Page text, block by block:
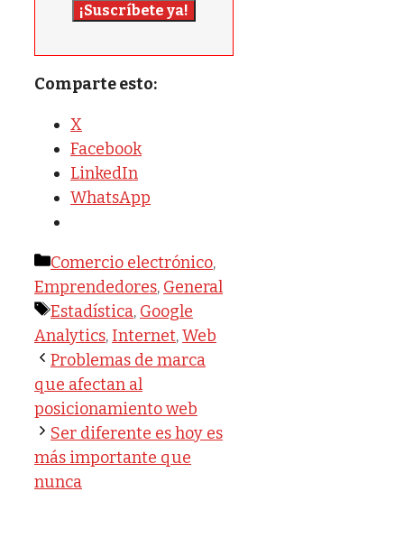
¡Suscríbete ya!
Comparte esto:
X
Facebook
LinkedIn
WhatsApp
Categorías
Comercio electrónico,
Emprendedores, General
Etiquetas
Estadística, Google
Analytics, Internet,Web
Problemas de marca
que afectan al
posicionamiento web
Ser diferente es hoy es
más importante que
nunca